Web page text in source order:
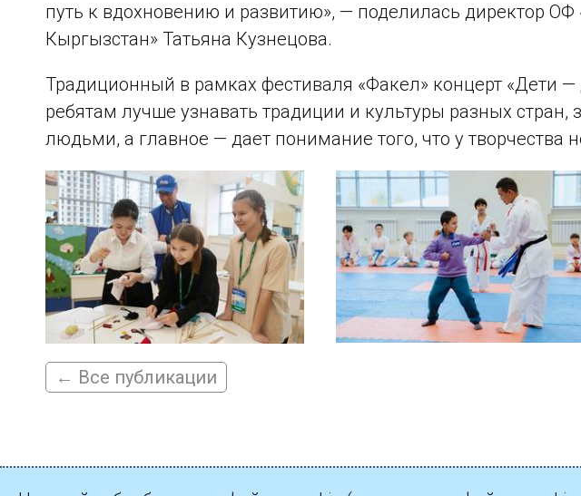
путь к вдохновению и развитию», — поделилась директор
Кыргызстан» Татьяна Кузнецова.
Традиционный в рамках фестиваля «Факел» концерт «Дети —
ребятам лучше узнавать традиции и культуры разных стран,
людьми, а главное — дает понимание того, что у творчества
← Все публикации